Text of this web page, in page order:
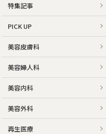
特集記事
PICK UP
美容皮膚科
美容婦人科
美容内科
美容外科
再生医療